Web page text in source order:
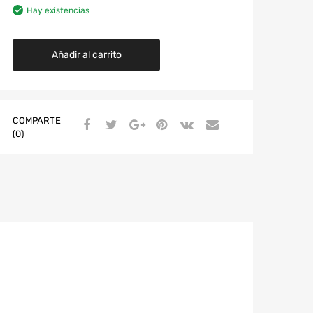
Hay existencias
Añadir al carrito
COMPARTE
(0)